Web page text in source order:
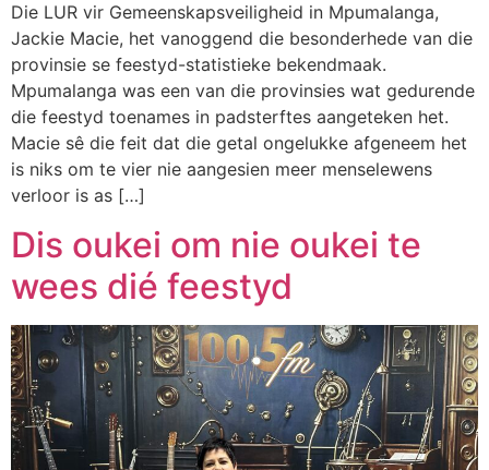
Die LUR vir Gemeenskapsveiligheid in Mpumalanga,
Jackie Macie, het vanoggend die besonderhede van die
provinsie se feestyd-statistieke bekendmaak.
Mpumalanga was een van die provinsies wat gedurende
die feestyd toenames in padsterftes aangeteken het.
Macie sê die feit dat die getal ongelukke afgeneem het
is niks om te vier nie aangesien meer menselewens
verloor is as […]
Dis oukei om nie oukei te
wees dié feestyd